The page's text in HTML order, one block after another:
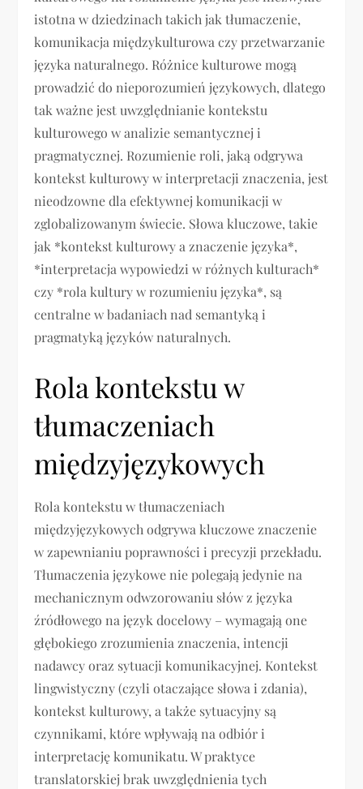
istotna w dziedzinach takich jak tłumaczenie,
komunikacja międzykulturowa czy przetwarzanie
języka naturalnego. Różnice kulturowe mogą
prowadzić do nieporozumień językowych, dlatego
tak ważne jest uwzględnianie kontekstu
kulturowego w analizie semantycznej i
pragmatycznej. Rozumienie roli, jaką odgrywa
kontekst kulturowy w interpretacji znaczenia, jest
nieodzowne dla efektywnej komunikacji w
zglobalizowanym świecie. Słowa kluczowe, takie
jak *kontekst kulturowy a znaczenie języka*,
*interpretacja wypowiedzi w różnych kulturach*
czy *rola kultury w rozumieniu języka*, są
centralne w badaniach nad semantyką i
pragmatyką języków naturalnych.
Rola kontekstu w
tłumaczeniach
międzyjęzykowych
Rola kontekstu w tłumaczeniach
międzyjęzykowych odgrywa kluczowe znaczenie
w zapewnianiu poprawności i precyzji przekładu.
Tłumaczenia językowe nie polegają jedynie na
mechanicznym odwzorowaniu słów z języka
źródłowego na język docelowy – wymagają one
głębokiego zrozumienia znaczenia, intencji
nadawcy oraz sytuacji komunikacyjnej. Kontekst
lingwistyczny (czyli otaczające słowa i zdania),
kontekst kulturowy, a także sytuacyjny są
czynnikami, które wpływają na odbiór i
interpretację komunikatu. W praktyce
translatorskiej brak uwzględnienia tych